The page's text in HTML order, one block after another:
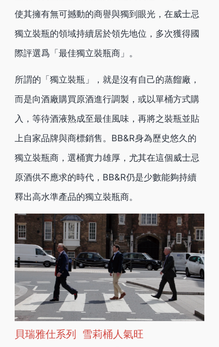
使其擁有無可撼動的商譽與獨到眼光，在威士忌
獨立裝瓶的領域持續居於領先地位，多次獲得國
際評選爲「最佳獨立裝瓶商」。
所謂的「獨立裝瓶」，就是沒有自己的蒸餾廠，
而是向酒廠購買原酒進行調製，或以單桶方式購
入，等待酒液熟成至最佳風味，再將之裝瓶並貼
上自家品牌與商標銷售。BB&R身為歷史悠久的
獨立裝瓶商，選桶實力雄厚，尤其在這個威士忌
原酒供不應求的時代，BB&R仍是少數能夠持續
釋出高水準產品的獨立裝瓶商。
貝瑞雅仕系列 雪莉桶人氣旺